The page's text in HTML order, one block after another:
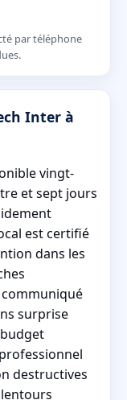
par téléphone
Inter à
vingt-
et sept jours
est certifié
dans les
surprise
destructives